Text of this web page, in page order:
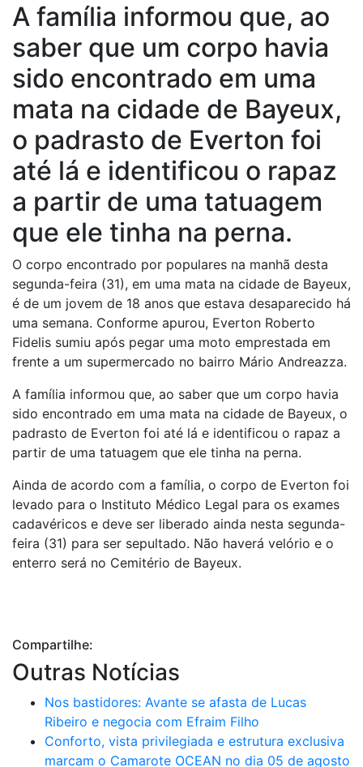
A família informou que, ao
saber que um corpo havia
sido encontrado em uma
mata na cidade de Bayeux,
o padrasto de Everton foi
até lá e identificou o rapaz
a partir de uma tatuagem
que ele tinha na perna.
O corpo encontrado por populares na manhã desta
segunda-feira (31), em uma mata na cidade de Bayeux,
é de um jovem de 18 anos que estava desaparecido há
uma semana. Conforme apurou, Everton Roberto
Fidelis sumiu após pegar uma moto emprestada em
frente a um supermercado no bairro Mário Andreazza.
A família informou que, ao saber que um corpo havia
sido encontrado em uma mata na cidade de Bayeux, o
padrasto de Everton foi até lá e identificou o rapaz a
partir de uma tatuagem que ele tinha na perna.
Ainda de acordo com a família, o corpo de Everton foi
levado para o Instituto Médico Legal para os exames
cadavéricos e deve ser liberado ainda nesta segunda-
feira (31) para ser sepultado. Não haverá velório e o
enterro será no Cemitério de Bayeux.
Compartilhe:
Outras Notícias
Nos bastidores: Avante se afasta de Lucas
Ribeiro e negocia com Efraim Filho
Conforto, vista privilegiada e estrutura exclusiva
marcam o Camarote OCEAN no dia 05 de agosto